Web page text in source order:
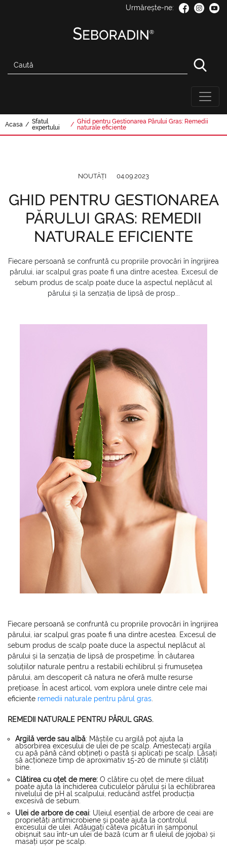
Urmărește-ne:
Acasa / Sfatul
expertului
/ Ghid pentru Gestionarea Părului Gras: Remedii
naturale eficiente
NOUTĂȚI 04.09.2023
GHID PENTRU GESTIONAREA
PĂRULUI GRAS: REMEDII
NATURALE EFICIENTE
Fiecare persoană se confruntă cu propriile provocări în îngrijirea
părului, iar scalpul gras poate fi una dintre acestea. Excesul de
sebum produs de scalp poate duce la aspectul neplăcut al
părului și la senzația de lipsă de prosp...
Fiecare persoană se confruntă cu propriile provocări în îngrijirea
părului, iar scalpul gras poate fi una dintre acestea. Excesul de
sebum produs de scalp poate duce la aspectul neplăcut al
părului și la senzația de lipsă de prospețime. În căutarea
soluțiilor naturale pentru a restabili echilibrul și frumusețea
părului, am descoperit că natura ne oferă multe resurse
prețioase. În acest articol, vom explora unele dintre cele mai
eficiente remedii naturale pentru părul gras
REMEDII NATURALE PENTRU PĂRUL GRAS.
Argilă verde sau albă: Măștile cu argilă pot ajuta la
absorbirea excesului de ulei de pe scalp. Amestecați argila
cu apă până când obțineți o pastă și aplicați pe scalp. Lăsați
să acționeze timp de aproximativ 15-20 de minute și clătiți
bine.
Clătirea cu oțet de mere: O clătire cu oțet de mere diluat
poate ajuta la închiderea cuticulelor părului și la echilibrarea
nivelului de pH al scalpului, reducând astfel producția
excesivă de sebum.
Ulei de arbore de ceai: Uleiul esențial de arbore de ceai are
proprietăți antimicrobiene și poate ajuta la controlul
excesului de ulei. Adăugați câteva picături în șamponul
obișnuit sau într-un ulei de bază (cum ar fi uleiul de jojoba) și
masați ușor pe scalp.